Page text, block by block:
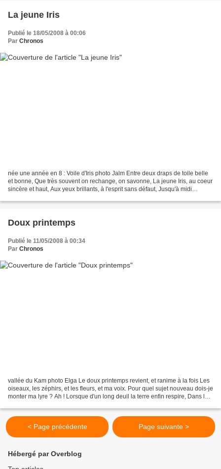
La jeune Iris
Publié le 18/05/2008 à 00:06
Par Chronos
née une année en 8 : Voile d'Iris photo Jalm Entre deux draps de toile belle
et bonne, Que très souvent on rechange, on savonne, La jeune Iris, au coeur
sincère et haut, Aux yeux brillants, à l'esprit sans défaut, Jusqu'à midi
Doux printemps
Publié le 11/05/2008 à 00:34
Par Chronos
vallée du Kam photo Elga Le doux printemps revient, et ranime à la fois Les
oiseaux, les zéphirs, et les fleurs, et ma voix. Pour quel sujet nouveau dois-je
monter ma lyre ? Ah ! Lorsque d'un long deuil la terre enfin respire, Dans les
< Page précédente Page suivante >
Hébergé par Overblog